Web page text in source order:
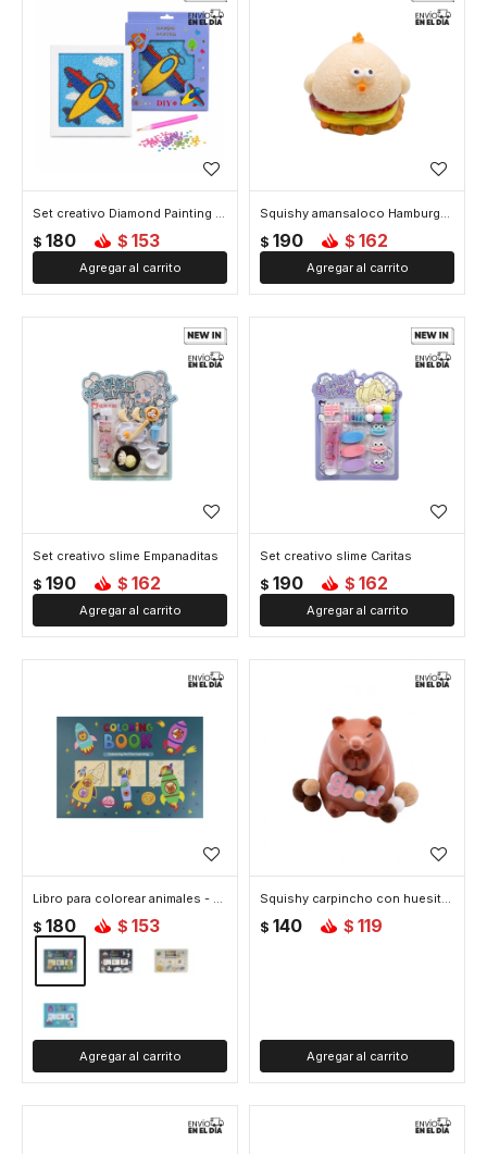
Set creativo Diamond Painting - Avion
$ 180 $ 153
Squishy amansaloco Hamburguesa
$ 190 $ 162
Set creativo slime Empanaditas
$ 190 $ 162
Set creativo slime Caritas
$ 190 $ 162
Libro para colorear animales - Azul
$ 180 $ 153
Squishy carpincho con huesito - Marron
$ 140 $ 119